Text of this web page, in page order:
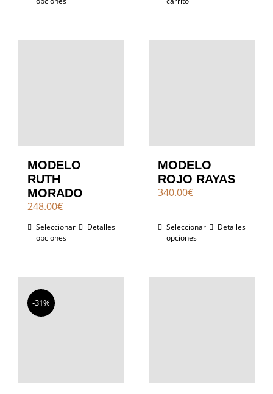
era:
MODELO
RUTH
MORADO
248.00€
Seleccionar
opciones
Detalles
MODELO
ROJO RAYAS
340.00€
Seleccionar
opciones
Detalles
-31%